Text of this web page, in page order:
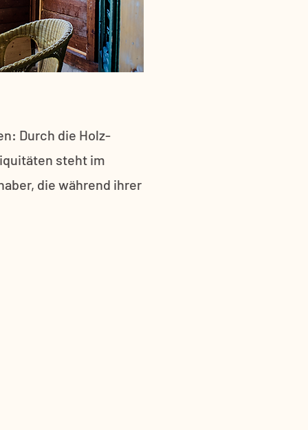
Durch die Holz-
steht im
die während ihrer